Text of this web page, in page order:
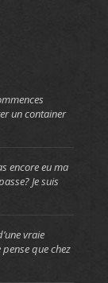
un container
encore eu ma
Je suis
vraie
pense que chez